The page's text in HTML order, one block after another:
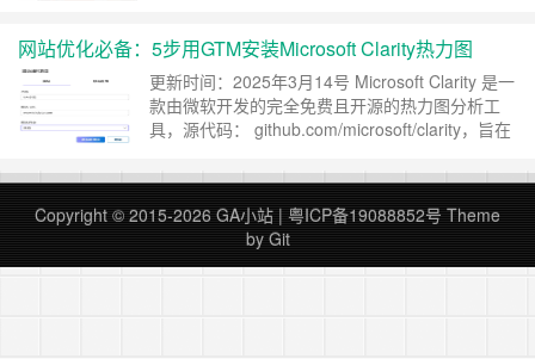
Cormac Kinney 于 1991 年提出并创造的，最开
始的热力图，是矩形色块加上颜色编码，颗粒感很
强。经过多年的演化，现在的热……继续阅读 »
网站优化必备：5步用GTM安装Microsoft Clarity热力图
更新时间：2025年3月14号 Microsoft Clarity 是一
款由微软开发的完全免费且开源的热力图分析工
具，源代码： github.com/microsoft/clarity，旨在
适用于网站优化，主要功能包括： 会话录制：捕
捉用户鼠标移动、点击和滚动，生成回放视频。
热力图：提供点击、滚动和区域热图…… 继续阅读
Copyright © 2015-2026 GA小站 | 粤ICP备19088852号 Theme
by Git